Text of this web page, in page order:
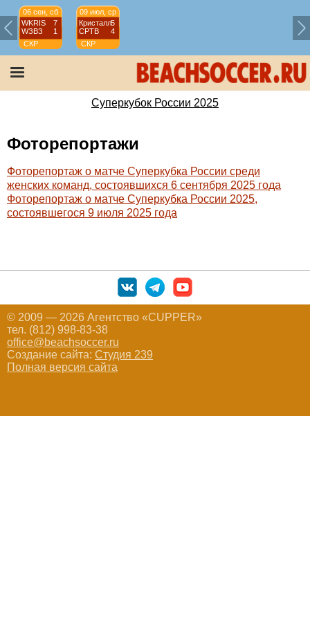
06 сен, сб
WKRIS
7
WЗВЗ
1
СКР
Суперкубок
2025
09 июл, ср
Кристалл5
СРТВ
4
СКР
Суперкубок
Суперкубок России 2025
Фоторепортажи
Фоторепортаж о матче Суперкубка России среди
женских команд, состоявшихся 6 сентября 2025 года
Фоторепортаж о матче Суперкубка России 2025,
состоявшегося 9 июля 2025 года
© 2009 — 2026 Агентство «CUPPER»
тел. (812) 998-83-38
office@beachsoccer.ru
Создание сайта: Студия 239
Полная версия сайта